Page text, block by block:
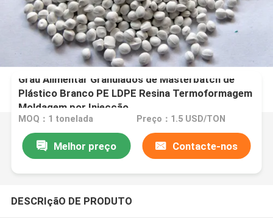
Grau Alimentar Granulados de Masterbatch de
Plástico Branco PE LDPE Resina Termoformagem
Moldagem por Injecção
MOQ：1 tonelada Preço：1.5 USD/TON
Melhor preço Contacte-nos
DESCRIçãO DE PRODUTO